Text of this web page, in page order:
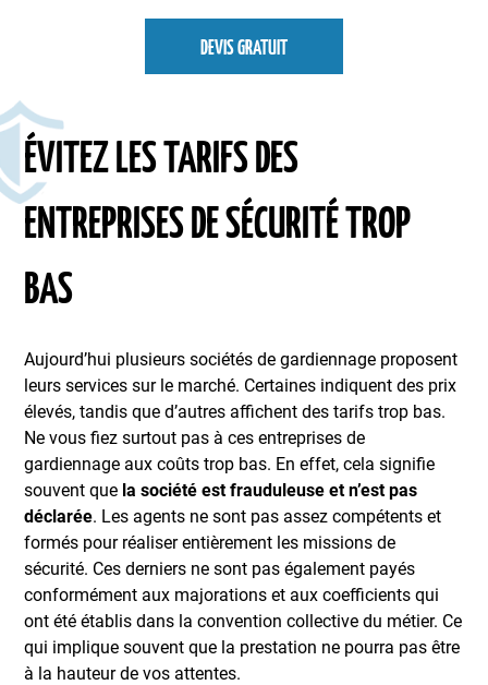
DEVIS GRATUIT
ÉVITEZ LES TARIFS DES
ENTREPRISES DE SÉCURITÉ TROP
BAS
Aujourd’hui plusieurs sociétés de gardiennage proposent
leurs services sur le marché. Certaines indiquent des prix
élevés, tandis que d’autres affichent des tarifs trop bas.
Ne vous fiez surtout pas à ces entreprises de
gardiennage aux coûts trop bas. En effet, cela signifie
souvent que la société est frauduleuse et n’est pas
déclarée. Les agents ne sont pas assez compétents et
formés pour réaliser entièrement les missions de
sécurité. Ces derniers ne sont pas également payés
conformément aux majorations et aux coefficients qui
ont été établis dans la convention collective du métier. Ce
qui implique souvent que la prestation ne pourra pas être
à la hauteur de vos attentes.